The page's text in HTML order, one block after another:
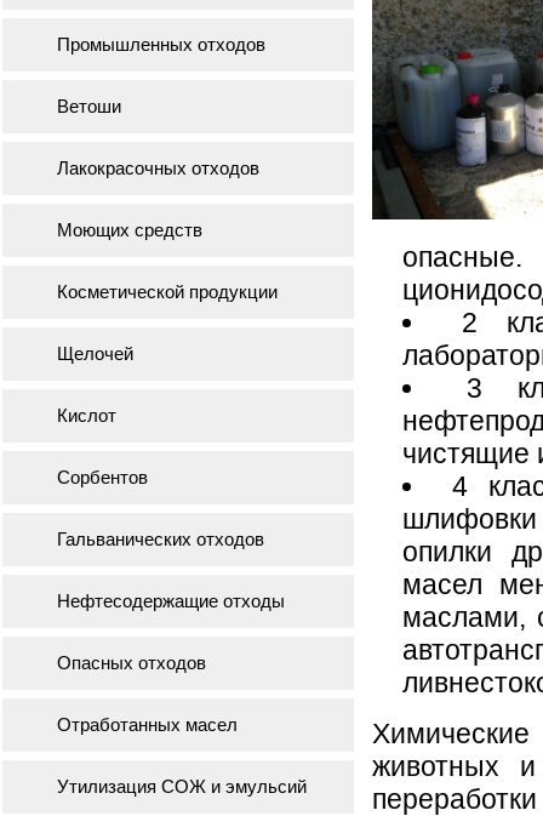
2
3
чистящие
4
шлифовки
опилки
масел
маслами,
животных
Промышленных отходов
Ветоши
Лакокрасочных отходов
Моющих средств
Косметической продукции
Щелочей
Кислот
Сорбентов
Гальванических отходов
Нефтесодержащие отходы
Опасных отходов
Отработанных масел
Утилизация СОЖ и эмульсий